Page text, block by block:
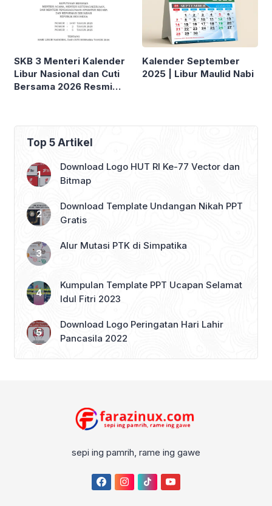
SKB 3 Menteri Kalender
Libur Nasional dan Cuti
Bersama 2026 Resmi
Kalender September
2025 | Libur Maulid Nabi
Top 5 Artikel
Download Logo HUT RI Ke-77 Vector dan
Bitmap
Download Template Undangan Nikah PPT
Gratis
Alur Mutasi PTK di Simpatika
Kumpulan Template PPT Ucapan Selamat
Idul Fitri 2023
Download Logo Peringatan Hari Lahir
Pancasila 2022
sepi ing pamrih, rame ing gawe